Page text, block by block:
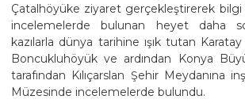
Çatalhöyüke ziyaret gerçekleştirerek bilgi
incelemelerde bulunan heyet daha
kazılarla dünya tarihine ışık tutan
Boncukluhöyük ve ardından Konya
tarafından Kılıçarslan Şehir Meydanına
Müzesinde incelemelerde bulundu.